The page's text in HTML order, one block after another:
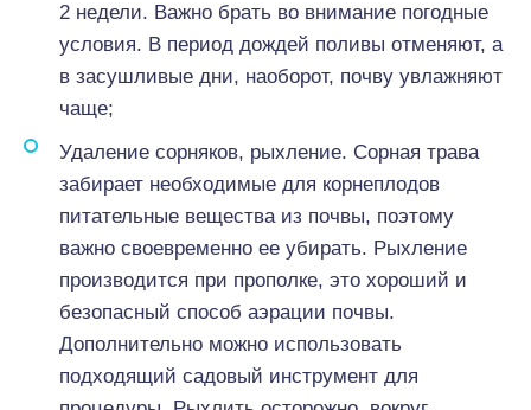
2 недели. Важно брать во внимание погодные
условия. В период дождей поливы отменяют, а
в засушливые дни, наоборот, почву увлажняют
чаще;
Удаление сорняков, рыхление. Сорная трава
забирает необходимые для корнеплодов
питательные вещества из почвы, поэтому
важно своевременно ее убирать. Рыхление
производится при прополке, это хороший и
безопасный способ аэрации почвы.
Дополнительно можно использовать
подходящий садовый инструмент для